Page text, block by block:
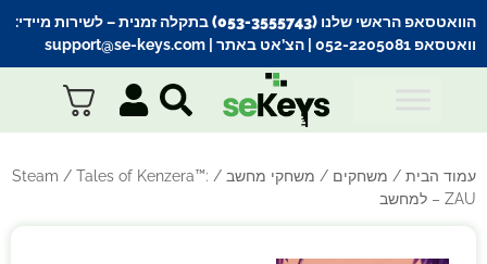
הוואטסאפ הראשי שלנו (053-3555743) בתקלה זמנית
– לשירות מיידי:
וואטסאפ 052-2205081
| הצ’אט באתר | support@se-keys.com
עמוד הבית / משחקים / משחקי מחשב /
Steam / Tales of Kenzera™:
ZAU – למחשב